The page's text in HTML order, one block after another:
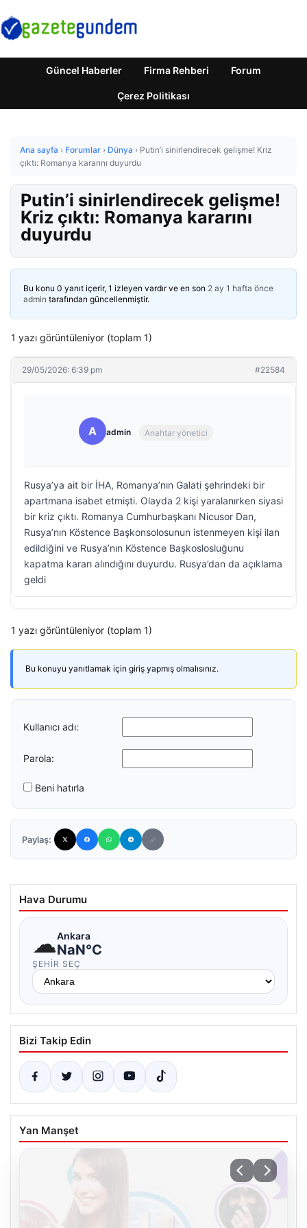
Güncel Haberler Firma Rehberi Forum
Çerez Politikası
Ana sayfa › Forumlar › Dünya › Putin’i sinirlendirecek gelişme! Kriz
çıktı: Romanya kararını duyurdu
Putin’i sinirlendirecek gelişme!
Kriz çıktı: Romanya kararını
duyurdu
Bu konu 0 yanıt içerir, 1 izleyen vardır ve en son 2 ay 1 hafta önce
admin tarafından güncellenmiştir.
1 yazı görüntüleniyor (toplam 1)
29/05/2026: 6:39 pm #22584
A admin Anahtar yönetici
Rusya’ya ait bir İHA, Romanya’nın Galati şehrindeki bir
apartmana isabet etmişti. Olayda 2 kişi yaralanırken siyasi
bir kriz çıktı. Romanya Cumhurbaşkanı Nicusor Dan,
Rusya’nın Köstence Başkonsolosunun istenmeyen kişi ilan
edildiğini ve Rusya’nın Köstence Başkoslosluğunu
kapatma kararı alındığını duyurdu. Rusya’dan da açıklama
geldi
1 yazı görüntüleniyor (toplam 1)
Bu konuyu yanıtlamak için giriş yapmış olmalısınız.
Kullanıcı adı:
Parola:
Beni hatırla
Paylaş:
Hava Durumu
☁Ankara
NaN°C
ŞEHIR SEÇ
Bizi Takip Edin
Yan Manşet